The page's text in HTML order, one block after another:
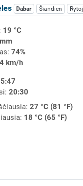
Dabar Šiandien Rytoj
19 °C
74%
4 km/h
20:30
27 °C (81 °F)
18 °C (65 °F)